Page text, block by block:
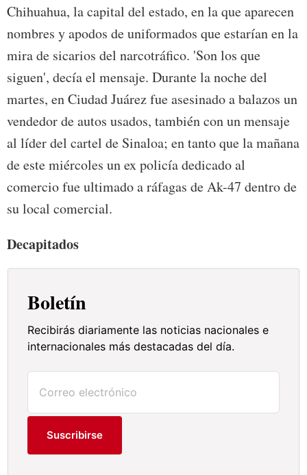
Chihuahua, la capital del estado, en la que aparecen
nombres y apodos de uniformados que estarían en la
mira de sicarios del narcotráfico. 'Son los que
siguen', decía el mensaje. Durante la noche del
martes, en Ciudad Juárez fue asesinado a balazos un
vendedor de autos usados, también con un mensaje
al líder del cartel de Sinaloa; en tanto que la mañana
de este miércoles un ex policía dedicado al
comercio fue ultimado a ráfagas de Ak-47 dentro de
su local comercial.
Decapitados
Boletín
Recibirás diariamente las noticias nacionales e
internacionales más destacadas del día.
Suscribirse